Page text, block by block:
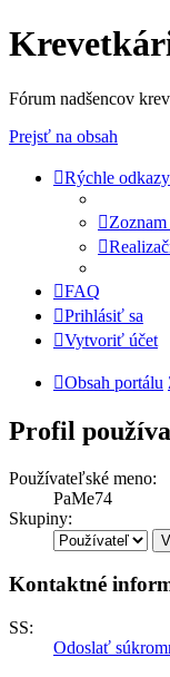
Fórum nadšencov
Prejsť na obsah
Rýchle odkazy
FAQ
Prihlásiť sa
Vytvoriť účet
Obsah portálu
Profil
Používateľské meno:
PaMe74
Skupiny:
Kontaktné
SS:
Odoslať